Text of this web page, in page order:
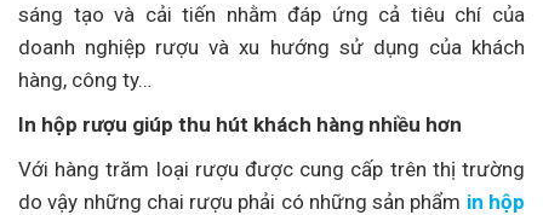
sáng tạo và cải tiến nhằm đáp ứng cả tiêu chí của
doanh nghiệp rượu và xu hướng sử dụng của khách
hàng, công ty…
In hộp rượu giúp thu hút khách hàng nhiều hơn
Với hàng trăm loại rượu được cung cấp trên thị trường
do vậy những chai rượu phải có những sản phẩm in hộp